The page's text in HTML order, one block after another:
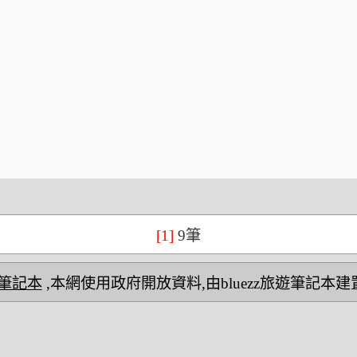
[1] 9筆
記本,本網使用政府開放資料,由bluezz旅遊筆記本建